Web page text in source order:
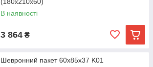
В наявності
3 864 ₴
Шевронний пакет 60х85х37 K01